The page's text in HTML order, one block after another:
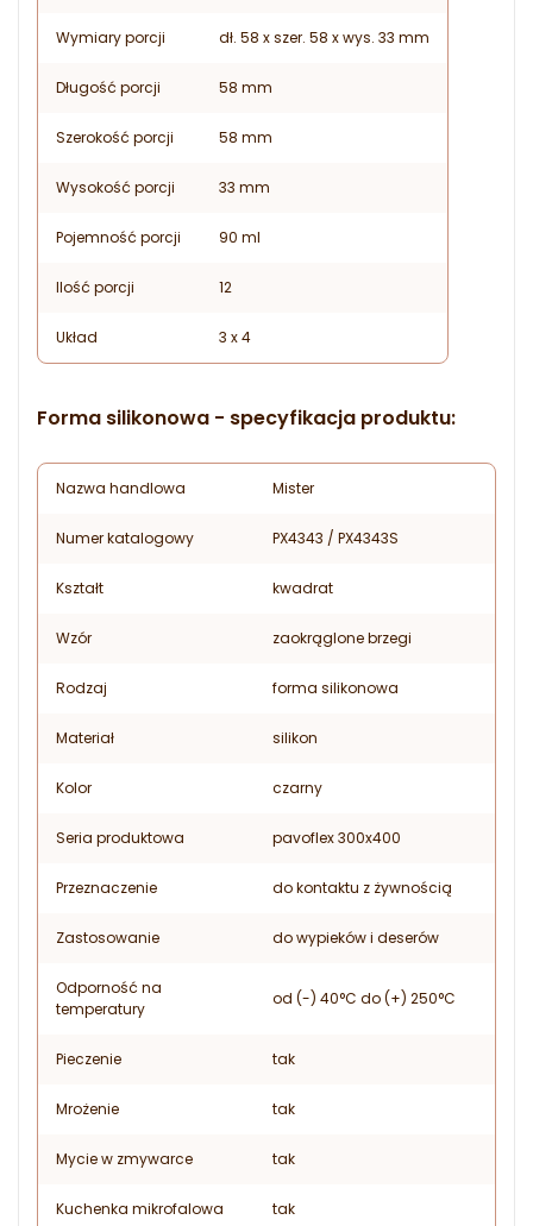
Wymiary porcji dł. 58 x szer. 58 x wys. 33 mm
Długość porcji 58 mm
Szerokość porcji 58 mm
Wysokość porcji 33 mm
Pojemność porcji 90 ml
Ilość porcji 12
Układ 3 x 4
Forma silikonowa - specyfikacja produktu:
Nazwa handlowa Mister
Numer katalogowy PX4343 / PX4343S
Kształt kwadrat
Wzór zaokrąglone brzegi
Rodzaj forma silikonowa
Materiał silikon
Kolor czarny
Seria produktowa pavoflex 300x400
Przeznaczenie do kontaktu z żywnością
Zastosowanie do wypieków i deserów
Odporność na
temperatury
od (-) 40°C do (+) 250°C
Pieczenie tak
Mrożenie tak
Mycie w zmywarce tak
Kuchenka mikrofalowa tak